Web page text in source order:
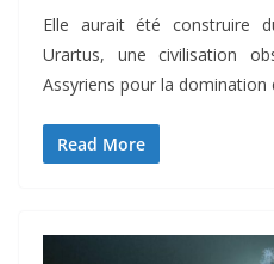
Elle aurait été construire
Urartus, une civilisation
Assyriens pour la domination
Read More